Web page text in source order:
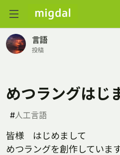
言語
投稿
めつラングはじ
#人工言語
皆様 はじめまして
めつラングを創作していま